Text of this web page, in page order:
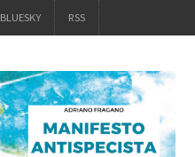
BLUESKY RSS